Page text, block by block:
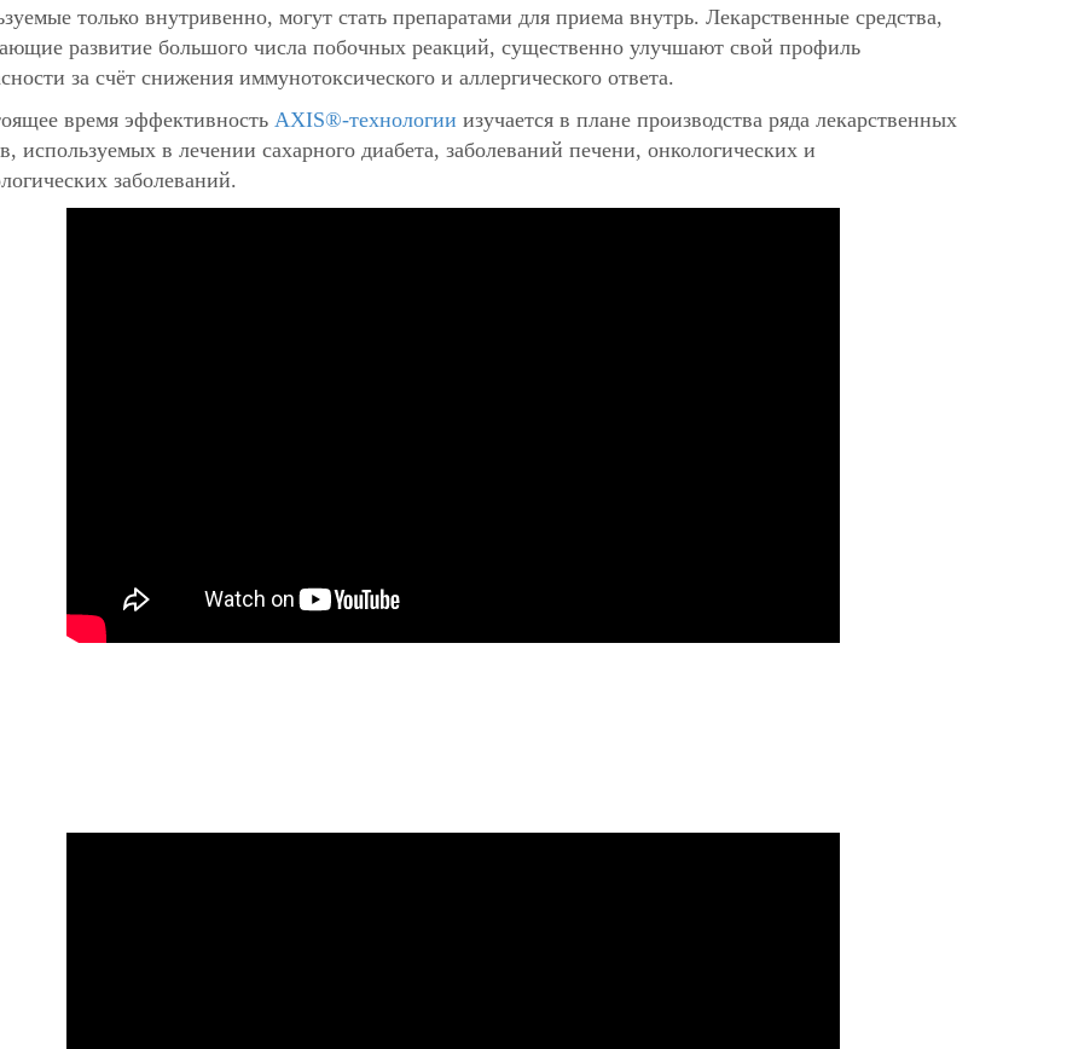
только внутривенно, могут стать препаратами для приема внутрь. Лекарственные средства,
развитие большого числа побочных реакций, существенно улучшают свой профиль
за счёт снижения иммунотоксического и аллергического ответа.
время эффективность AXIS®-технологии изучается в плане производства ряда лекарственных
используемых в лечении сахарного диабета, заболеваний печени, онкологических и
заболеваний.